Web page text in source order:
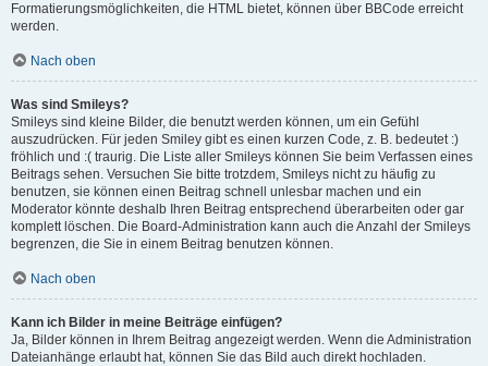
Formatierungsmöglichkeiten, die HTML bietet, können über BBCode erreicht
werden.
Nach oben
Was sind Smileys?
Smileys sind kleine Bilder, die benutzt werden können, um ein Gefühl
auszudrücken. Für jeden Smiley gibt es einen kurzen Code, z. B. bedeutet :)
fröhlich und :( traurig. Die Liste aller Smileys können Sie beim Verfassen eines
Beitrags sehen. Versuchen Sie bitte trotzdem, Smileys nicht zu häufig zu
benutzen, sie können einen Beitrag schnell unlesbar machen und ein
Moderator könnte deshalb Ihren Beitrag entsprechend überarbeiten oder gar
komplett löschen. Die Board-Administration kann auch die Anzahl der Smileys
begrenzen, die Sie in einem Beitrag benutzen können.
Nach oben
Kann ich Bilder in meine Beiträge einfügen?
Ja, Bilder können in Ihrem Beitrag angezeigt werden. Wenn die Administration
Dateianhänge erlaubt hat, können Sie das Bild auch direkt hochladen.